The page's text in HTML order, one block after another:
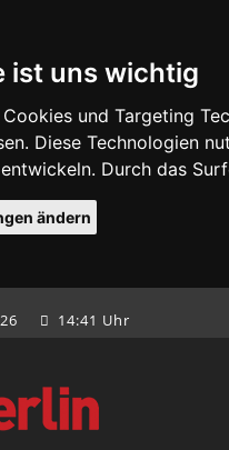
ist uns wichtig
und Targeting
Diese Technologien
Durch das
ändern
14:41 Uhr